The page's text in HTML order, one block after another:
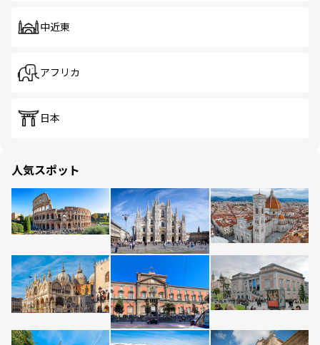
中近東
アフリカ
日本
人気スポット